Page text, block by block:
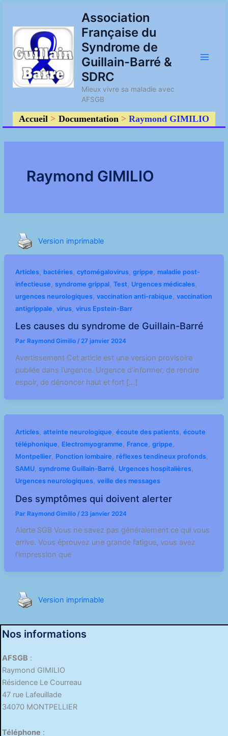
contenu
Association
Française du
Syndrome de
Guillain-Barré &
SDRC
Mieux vivre sa maladie avec
AFSGB
Accueil Documentation Raymond GIMILIO
Raymond GIMILIO
Version imprimable
Articles, bactéries, cytomégalovirus, grippe, maladie post-
infectieuse, syndrome grippal, Test, Urgences médicales,
urgences neurologiques, vaccination anti-rabique, vaccination
antigrippale, virus, virus Epstein-Barr
Les causes du syndrome de Guillain-Barré
Par Raymond Gimilio / 27 janvier 2024
Avertissement Cet article est une version provisoire
publiée dans l’urgence. Urgence d’informer, de rendre
espoir, de dénoncer haut et fort […]
Articles, atteinte neurologique, écoute des patients, écoute
téléphonique, Electromyogramme, France, grippe,
Montpellier, Ponction lombaire, réflexes tendineux profonds,
SAMU, syndrome Guillain-Barré, Urgences hospitalières,
Urgences neurologiques, veille des messages
Des symptômes qui doivent alerter
Par Raymond Gimilio / 23 janvier 2024
Alerte SGB Vous ne savez pas généralement ce qui vous
arrive. Vous éprouvez une grande fatigue, vous avez
l’impression que
Version imprimable
Nos informations
AFSGB :
Raymond GIMILIO
Résidence Le Courreau
47 rue Lafeuillade
34070 MONTPELLIER
Téléphone :